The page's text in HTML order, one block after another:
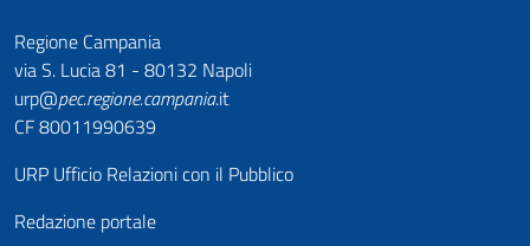
Regione Campania
via S. Lucia 81 - 80132 Napoli
urp@pec.regione.campania.it
CF 80011990639
URP Ufficio Relazioni con il Pubblico
Redazione portale